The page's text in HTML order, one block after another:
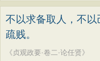
不以求备取人，不
疏贱。
《贞观政要·卷二·论任贤》